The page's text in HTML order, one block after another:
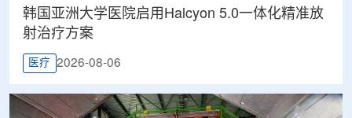
韩国亚洲大学医院启用Halcyon 5.0一体化精准放
射治疗方案
医疗 2026-08-06